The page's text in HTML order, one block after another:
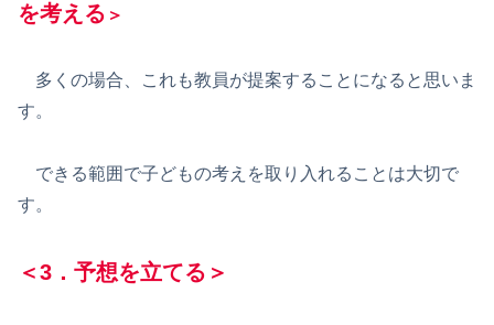
を考える ＞
多くの場合、これも教員が提案することになると思いま
す。
できる範囲で子どもの考えを取り入れることは大切で
す。
＜3．予想を立てる＞